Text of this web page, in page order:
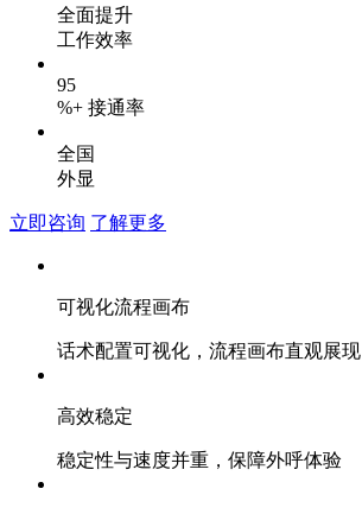
全面提升
工作效率
95
%+ 接通率
全国
外显
立即咨询 了解更多
可视化流程画布
话术配置可视化，流程画布直观展现
高效稳定
稳定性与速度并重，保障外呼体验